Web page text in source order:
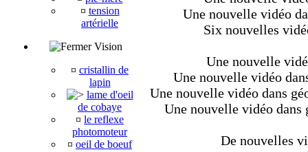
¤ tension
artérielle
Vision
¤ cristallin de
lapin
lame d'oeil
de cobaye
¤ le reflexe
photomoteur
¤ oeil de boeuf
Une nouvelle vidéo
Six nouvelles
Une nouvelle
Une nouvelle vidéo
Une nouvelle vidéo dans
Une nouvelle vidéo
De nouvelles